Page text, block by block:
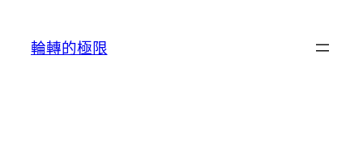
輪轉的極限